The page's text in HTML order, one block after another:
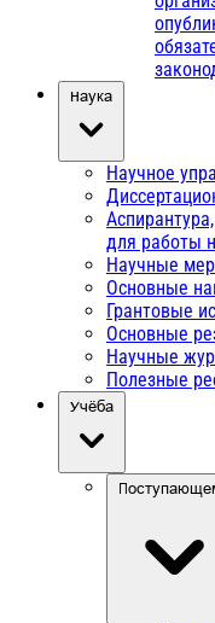
Наука
Научное
для работы
Научные
Основные
Грантовые
Основные
Научные
Полезные
Учёба